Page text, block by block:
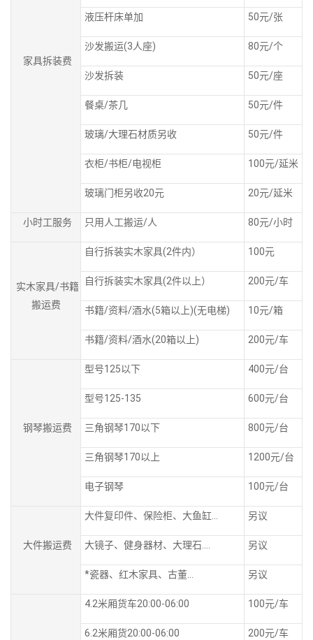
家具拆装费
液压杆床单加 50元/张
沙发搬运(3人座) 80元/个
沙发拆装 50元/座
餐桌/茶几 50元/件
玻璃/大理石材质另收 50元/件
衣柜/书柜/电视柜 100元/延米
玻璃门柜另收20元 20元/延米
小时工服务 只用人工搬运/人 80元/小时
实木家具/书籍
搬运费
自行拆装实木家具(2件内） 100元
自行拆装实木家具(2件以上） 200元/车
书籍/资料/酒水(5箱以上)(无电梯) 10元/箱
书籍/资料/酒水(20箱以上) 200元/车
钢琴搬运费
型号125以下 400元/台
型号125-135 600元/台
三角钢琴170以下 800元/台
三角钢琴170以上 1200元/台
电子钢琴 100元/台
大件搬运费
大件复印件、保险柜、大鱼缸... 另议
大镜子、健身器材、大理石.... 另议
*瓷器、红木家具、古董... 另议
4.2米厢货车20:00-06:00 100元/车
6.2米厢货20:00-06:00 200元/车